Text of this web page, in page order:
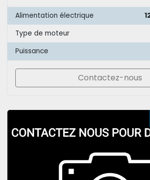
Alimentation électrique
Type de moteur
Puissance
Contactez-nous